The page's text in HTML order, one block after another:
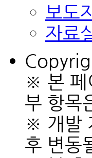
보도
자료
※ 본 페
부 항목
※ 개발
후 변동